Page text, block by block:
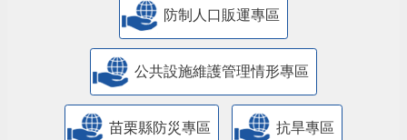
防制人口販運專區
​公共設施維護管理情形專區
苗栗縣防災專區 抗旱專區